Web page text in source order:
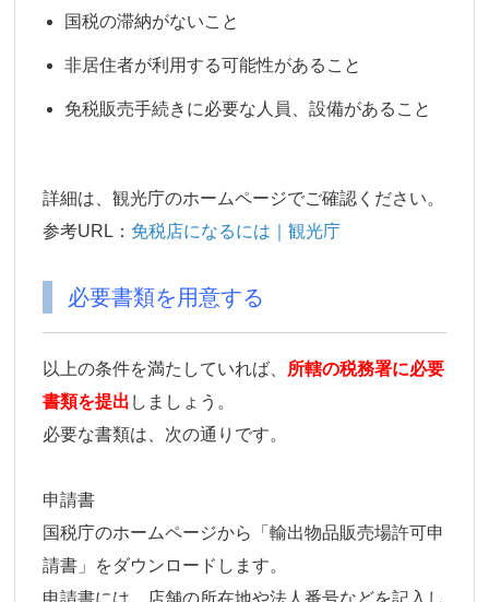
国税の滞納がないこと
非居住者が利用する可能性があること
免税販売手続きに必要な人員、設備があること
詳細は、観光庁のホームページでご確認ください。
参考URL： 免税店になるには｜観光庁
必要書類を用意する
以上の条件を満たしていれば、 所轄の税務署に必要
書類を提出 しましょう。
必要な書類は、次の通りです。
申請書
国税庁のホームページから「輸出物品販売場許可申
請書」をダウンロードします。
申請書には、店舗の所在地や法人番号などを記入し